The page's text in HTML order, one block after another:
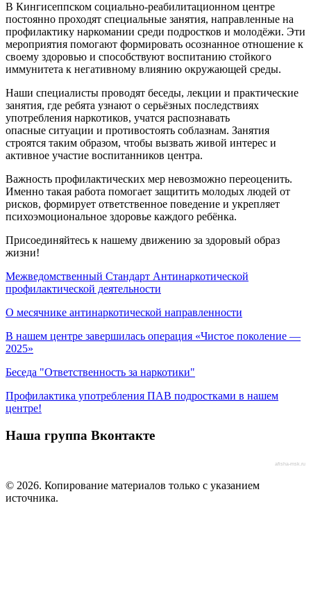
В Кингисеппском социально-реабилитационном центре
постоянно проходят специальные занятия, направленные на
профилактику наркомании среди подростков и молодёжи. Эти
мероприятия помогают формировать осознанное отношение к
своему здоровью и способствуют воспитанию стойкого
иммунитета к негативному влиянию окружающей среды.
Наши специалисты проводят беседы, лекции и практические
занятия, где ребята узнают о серьёзных последствиях
употребления наркотиков, учатся распознавать
опасные ситуации и противостоять соблазнам. Занятия
строятся таким образом, чтобы вызвать живой интерес и
активное участие воспитанников центра.
Важность профилактических мер невозможно переоценить.
Именно такая работа помогает защитить молодых людей от
рисков, формирует ответственное поведение и укрепляет
психоэмоциональное здоровье каждого ребёнка.
Присоединяйтесь к нашему движению за здоровый образ
жизни!
Межведомственный Стандарт Антинаркотической
профилактической деятельности
О месячнике антинаркотической направленности
В нашем центре завершилась операция «Чистое поколение —
2025»
Беседа "Ответственность за наркотики"
Профилактика употребления ПАВ подростками в нашем
центре!
Наша группа Вконтакте
afisha-msk.ru
© 2026. Копирование материалов только с указанием
источника.